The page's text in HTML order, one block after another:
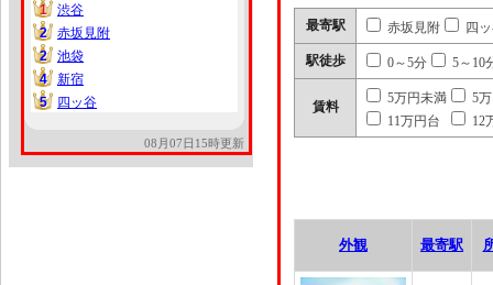
1
1
渋谷
2
2
赤坂見附
2
2
池袋
4
4
新宿
5
5 四ッ谷
08月07日15時更新
最寄駅 赤坂見附 四
駅徒歩 0～5分 5～10
賃料
5万円未満
5
11万円台
12
外観 最寄駅